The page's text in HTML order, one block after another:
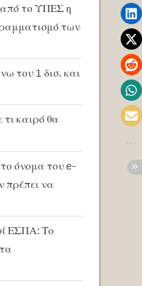
το ΥΠΕΣ η
των
του 1 δισ. και
καιρό θα
όνομα του e-
να
ΕΣΠΑ: Το